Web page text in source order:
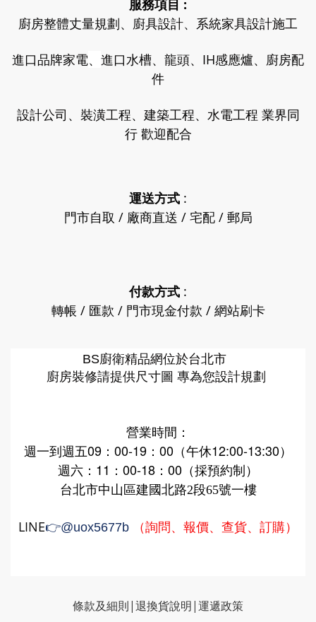
服務項目 :
廚房整體丈量規劃、廚具設計、系統家具設計施工
進口品牌家電、 進口水槽、龍頭、IH感應爐、廚房配
件
設計公司、裝潢工程、建築工程、水電工程 業界同
行 歡迎配合
運送方式 :
門市自取 / 廠商直送 / 宅配 / 郵局
付款方式 :
轉帳 / 匯款 / 門市現金付款 / 網站刷卡
BS廚衛精品網位於台北市
廚房裝修請提供尺寸圖 專為您設計規劃
營業時間：
週一到週五09：00-19：00（午休12:00-13:30）
週六：11：00-18：00（採預約制）
台北市中山區建國北路2段65號一樓
LINE👉@uox5677b （詢問、報價、查貨、訂購）
條款及細則|退換貨說明|運遞政策